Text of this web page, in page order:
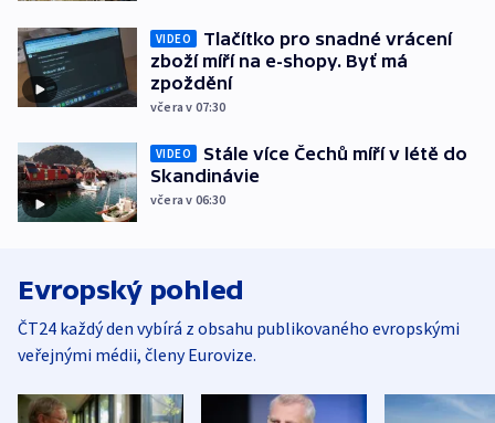
VIDEO
Tlačítko pro snadné vrácení
zboží míří na e-shopy. Byť má
zpoždění
včera v 07:30
VIDEO
Stále více Čechů míří v létě do
Skandinávie
včera v 06:30
Evropský pohled
ČT24 každý den vybírá z obsahu publikovaného evropskými
veřejnými médii, členy Eurovize.